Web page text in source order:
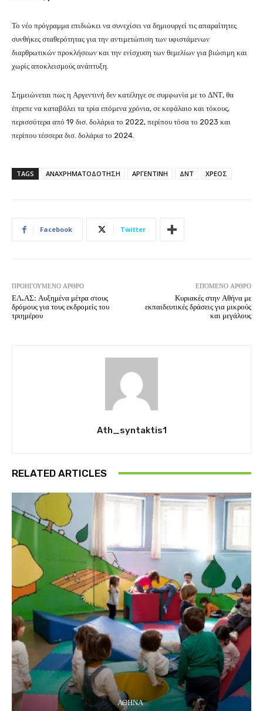
Το νέο πρόγραμμα επιδιώκει να συνεχίσει να δημιουργεί τις απαραίτητες
συνθήκες σταθερότητας για την αντιμετώπιση των υφιστάμενων
διαρθρωτικών προκλήσεων και την ενίσχυση των θεμελίων για βιώσιμη και
χωρίς αποκλεισμούς ανάπτυξη.
Σημειώνεται πως η Αργεντινή δεν κατέληγε σε συμφωνία με το ΔΝΤ, θα
έπρεπε να καταβάλει τα τρία επόμενα χρόνια, σε κεφάλαιο και τόκους,
περισσότερα από 19 δισ. δολάρια το 2022, περίπου τόσα το 2023 και
περίπου τέσσερα δισ. δολάρια το 2024.
TAGS ΑΝΑΧΡΗΜΑΤΟΔΟΤΗΣΗ ΑΡΓΕΝΤΙΝΗ ΔΝΤ ΧΡΕΟΣ
Facebook Twitter
ΠΡΟΗΓΟΎΜΕΝΟ ΆΡΘΡΟ
ΕΛ.ΑΣ: Αυξημένα μέτρα στους
δρόμους για τους εκδρομείς του
τριημέρου
ΕΠΌΜΕΝΟ ΆΡΘΡΟ
Κυριακές στην Αθήνα με
εκπαιδευτικές δράσεις για μικρούς
και μεγάλους
Ath_syntaktis1
RELATED ARTICLES
ΑΘΗΝΑ